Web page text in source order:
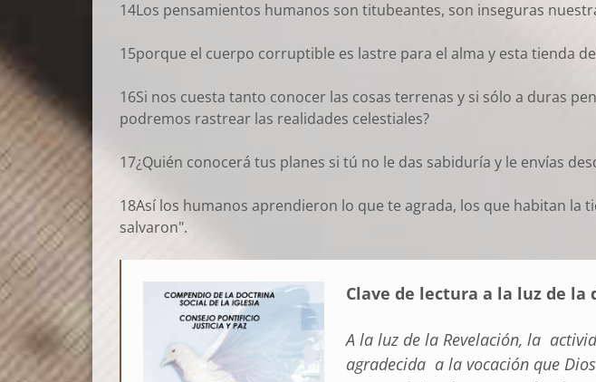
14Los pensamientos humanos son titubeantes, son inseguras
15porque el cuerpo corruptible es lastre para el alma y esta tienda
16Si nos cuesta tanto conocer las cosas terrenas y si sólo a duras
podremos rastrear las realidades celestiales?
17¿Quién conocerá tus planes si tú no le das sabiduría y le envías
18Así los humanos aprendieron lo que te agrada, los que habitan
salvaron".
Clave de lectura a la luz de
A la luz de la Revelación, la
agradecida a la vocación que